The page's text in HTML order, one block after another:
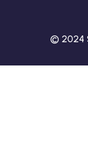
© 2024